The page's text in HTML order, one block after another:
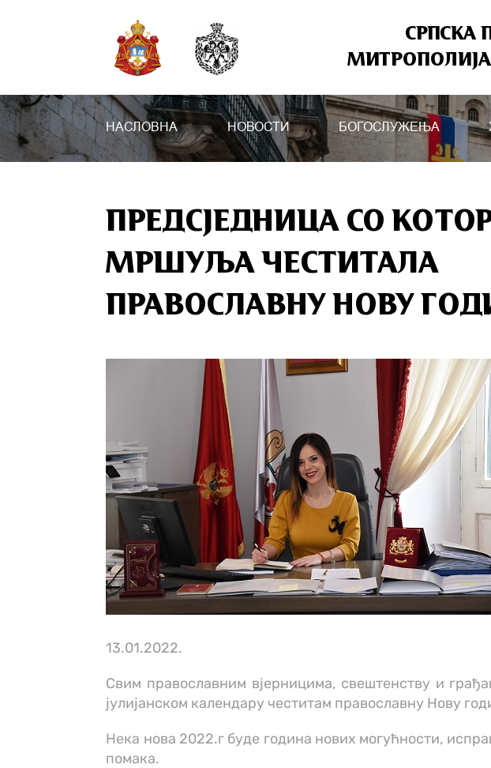
СРПСКА
НАСЛОВНА НОВОСТИ БОГОСЛУЖЕЊА
ПРЕДСЈЕДНИЦА СО
МРШУЉА ЧЕСТИТАЛА
ПРАВОСЛАВНУ НОВУ
13.01.2022.
Свим православним вјерницима, свештенству и
јулијанском календару честитам православну Нову
Нека нова 2022.г буде година нових могућности,
помака.